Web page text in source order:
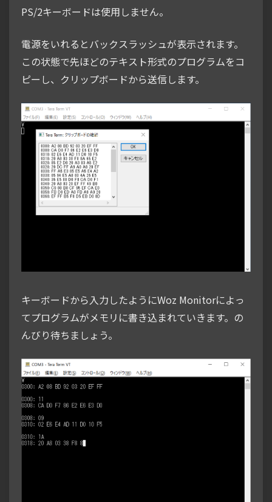
PS/2キーボードは使用しません。
電源をいれるとバックスラッシュが表示されます。
この状態で先ほどのテキスト形式のプログラムをコ
ピーし、クリップボードから送信します。
キーボードから入力したようにWoz Monitorによっ
てプログラムがメモリに書き込まれていきます。の
んびり待ちましょう。